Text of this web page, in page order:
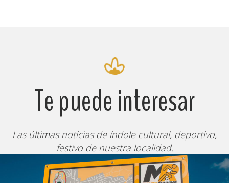
Te puede interesar
Las últimas noticias de índole cultural, deportivo,
festivo de nuestra localidad.